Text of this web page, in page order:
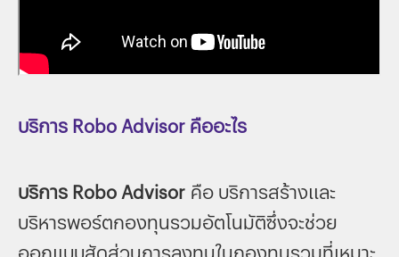
บริการ Robo Advisor คืออะไร
บริการ Robo Advisor คือ บริการสร้างและ
บริหารพอร์ตกองทุนรวมอัตโนมัติซึ่งจะช่วย